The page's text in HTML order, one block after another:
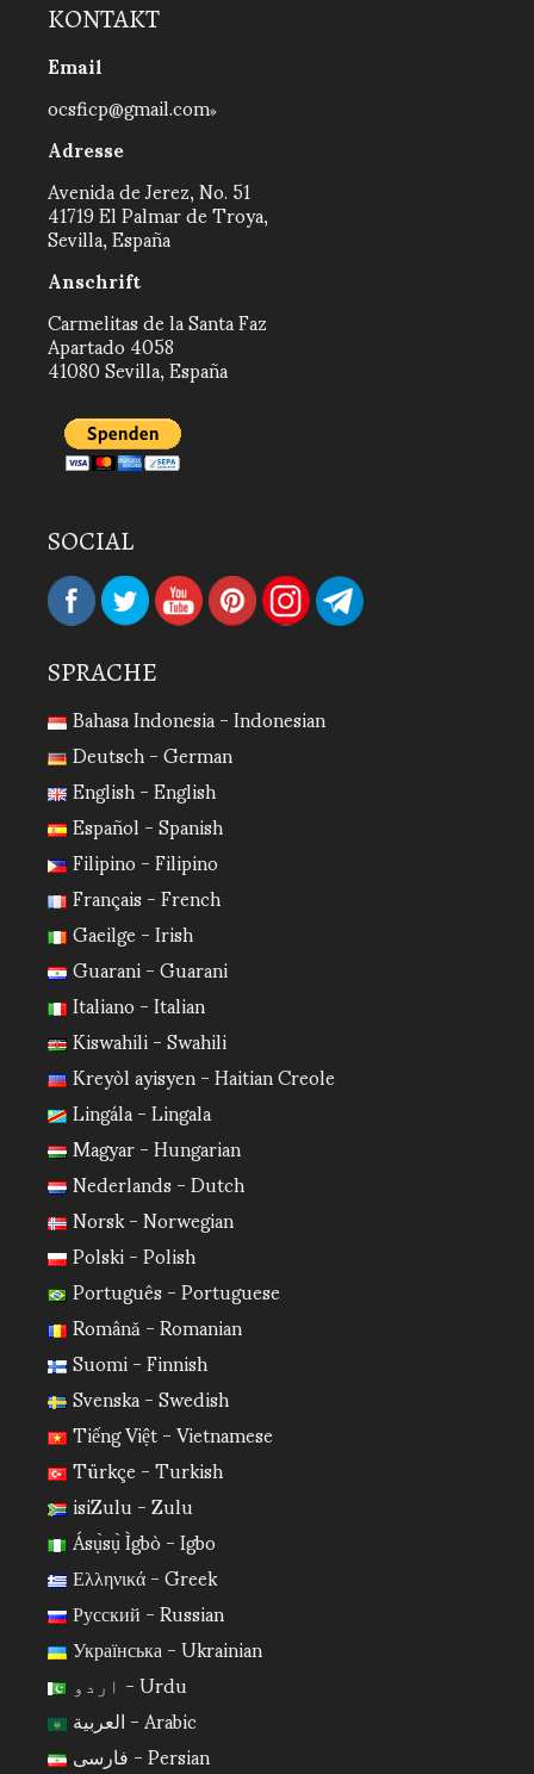
KONTAKT
Email
ocsficp@gmail.com
Adresse
Avenida de Jerez, No. 51
41719 El Palmar de Troya,
Sevilla, España
Anschrift
Carmelitas de la Santa Faz
Apartado 4058
41080 Sevilla, España
SOCIAL
SPRACHE
Bahasa Indonesia - Indonesian
Deutsch - German
English - English
Español - Spanish
Filipino - Filipino
Français - French
Gaeilge - Irish
Guarani - Guarani
Italiano - Italian
Kiswahili - Swahili
Kreyòl ayisyen - Haitian Creole
Lingála - Lingala
Magyar - Hungarian
Nederlands - Dutch
Norsk - Norwegian
Polski - Polish
Português - Portuguese
Română - Romanian
Suomi - Finnish
Svenska - Swedish
Tiếng Việt - Vietnamese
Türkçe - Turkish
isiZulu - Zulu
Ásụ̀sụ̀ Ìgbò - Igbo
Ελληνικά - Greek
Русский - Russian
Українська - Ukrainian
اردو - Urdu
العربية - Arabic
فارسی - Persian